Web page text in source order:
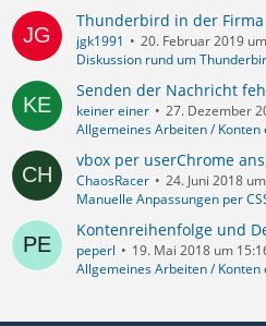
Thunderbird in der
jgk1991
20. Februar 2019
Diskussion rund um
Senden der Nachricht
keiner einer
27. Dezember
Allgemeines Arbeiten /
vbox per userChrome
ChaosRacer
24. Juni 2018
Manuelle Anpassungen per
Kontenreihenfolge und
peperl
19. Mai 2018 um
Allgemeines Arbeiten /